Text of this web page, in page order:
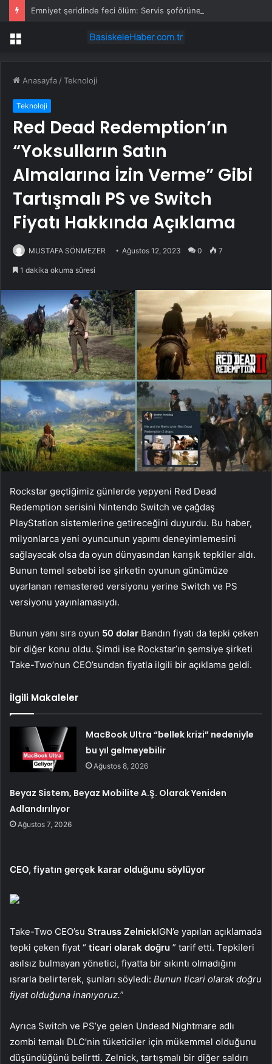
Menü
Anasayfa /Teknoloji
Teknoloji
Red Dead Redemption’ın
“Yoksulların Satın
Almalarına İzin Verme” Gibi
Tartışmalı PS ve Switch
Fiyatı Hakkında Açıklama
MUSTAFA SÖNMEZER Ağustos 12, 2023 0 7
1 dakika okuma süresi
Rockstar geçtiğimiz günlerde yepyeni Red Dead
Redemption serisini Nintendo Switch ve çağdaş
PlayStation sistemlerine getireceğini duyurdu. Bu haber,
milyonlarca yeni oyuncunun yapımı deneyimlemesini
sağlayacak olsa da oyun dünyasından karışık tepkiler aldı.
Bunun temel sebebi ise şirketin oyunun günümüze
uyarlanan remastered versiyonu yerine Switch ve PS
versiyonu yayınlamasıydı.
Bunun yanı sıra oyun 50 dolar Bandın fiyatı da tepki çeken
bir diğer konu oldu. Şimdi ise Rockstar’ın şemsiye şirketi
Take-Two’nun CEO’sundan fiyatla ilgili bir açıklama geldi.
İlgili Makaleler
MacBook Ultra “bellek krizi” nedeniyle
bu yıl gelmeyebilir
Ağustos 8, 2026
Beyaz Sistem, Beyaz Mobilite A.Ş. Olarak Yeniden
Adlandırılıyor
Ağustos 7, 2026
CEO, fiyatın gerçek karar olduğunu söylüyor
Take-Two CEO’su Strauss ZelnickIGN’e yapılan açıklamada
tepki çeken fiyat “ ticari olarak doğru ” tarif etti. Tepkileri
asılsız bulmayan yönetici, fiyatta bir sıkıntı olmadığını
ısrarla belirterek, şunları söyledi: Bunun ticari olarak doğru
fiyat olduğuna inanıyoruz.”
Ayrıca Switch ve PS’ye gelen Undead Nightmare adlı
zombi temalı DLC’nin tüketiciler için mükemmel olduğunu
düşündüğünü belirtti. Zelnick, tartışmalı bir diğer saldırı